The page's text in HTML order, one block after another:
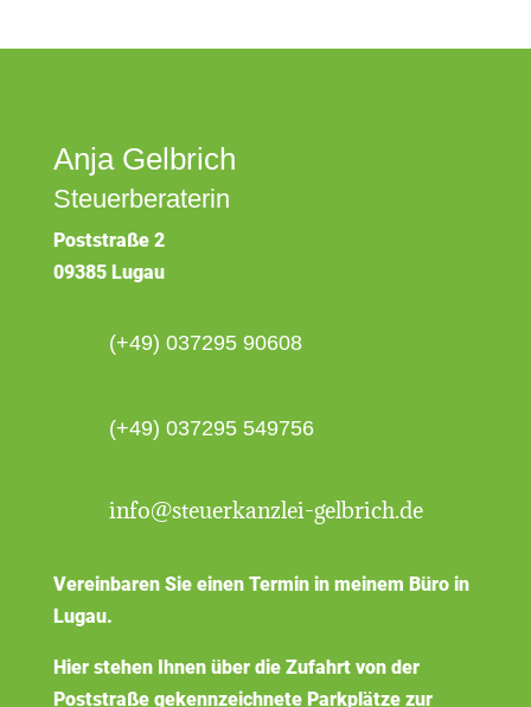
Anja Gelbrich
Steuerberaterin
Poststraße 2
09385 Lugau
(+49) 037295 90608
(+49) 037295 549756
info@steuerkanzlei-gelbrich.de
Vereinbaren Sie einen Termin in meinem Büro in
Lugau.
Hier stehen Ihnen über die Zufahrt von der
Poststraße gekennzeichnete Parkplätze zur